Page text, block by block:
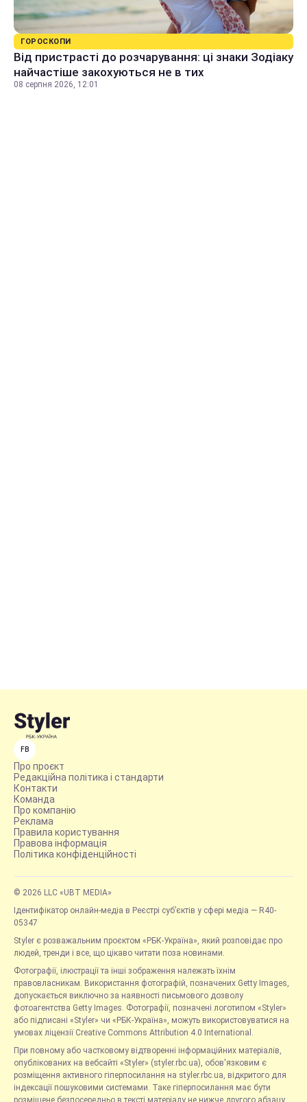
ГОРОСКОПИ
Від пристрасті до розчарування: ці знаки Зодіаку
найчастіше закохуються не в тих
08 серпня 2026, 12:01
FB
Про проєкт
Редакційна політика і стандарти
Контакти
Команда
Про компанію
Реклама
Правила користування
Правова інформація
Політика конфіденційності
© 2026 LLC «UBT MEDIA»
Ідентифікатор онлайн-медіа в Реєстрі суб’єктів у сфері медіа — R40-
05347
Styler є розважальним проєктом «РБК-Україна», який розповідає про
людей, тренди і все, що цікаво читати поза новинами.
Фотографії, ілюстрації та інші зображення належать їхнім
правовласникам. Використання фотографій, позначених Getty Images,
допускається виключно за наявності письмового дозволу
фотоагентства Getty Images. Фотографії, позначені логотипом «Styler»
або підписані «Styler» чи «РБК-Україна», можуть використовуватися на
умовах ліцензії Creative Commons Attribution 4.0 International.
При повному або частковому відтворенні інформаційних матеріалів,
опублікованих на вебсайті «Styler» (styler.rbc.ua), обов'язковим є
розміщення активного гіперпосилання на styler.rbc.ua, відкритого для
індексації пошуковими системами. Таке гіперпосилання має бути
розміщене безпосередньо в тексті матеріалу не нижче другого абзацу.